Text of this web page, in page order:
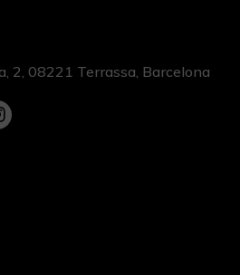
2, 08221 Terrassa, Barcelona